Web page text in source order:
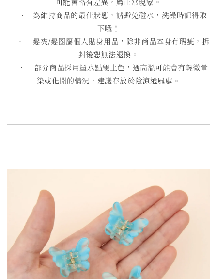
• 為維持商品的最佳狀態，請避免碰水，洗澡時記得取
下哦！
• 髮夾/髮圈屬個人貼身用品，除非商品本身有瑕疵，拆
封後恕無法退換。
• 部分商品採用墨水點綴上色，遇高溫可能會有輕微暈
染或化開的情況，建議存放於陰涼通風處。